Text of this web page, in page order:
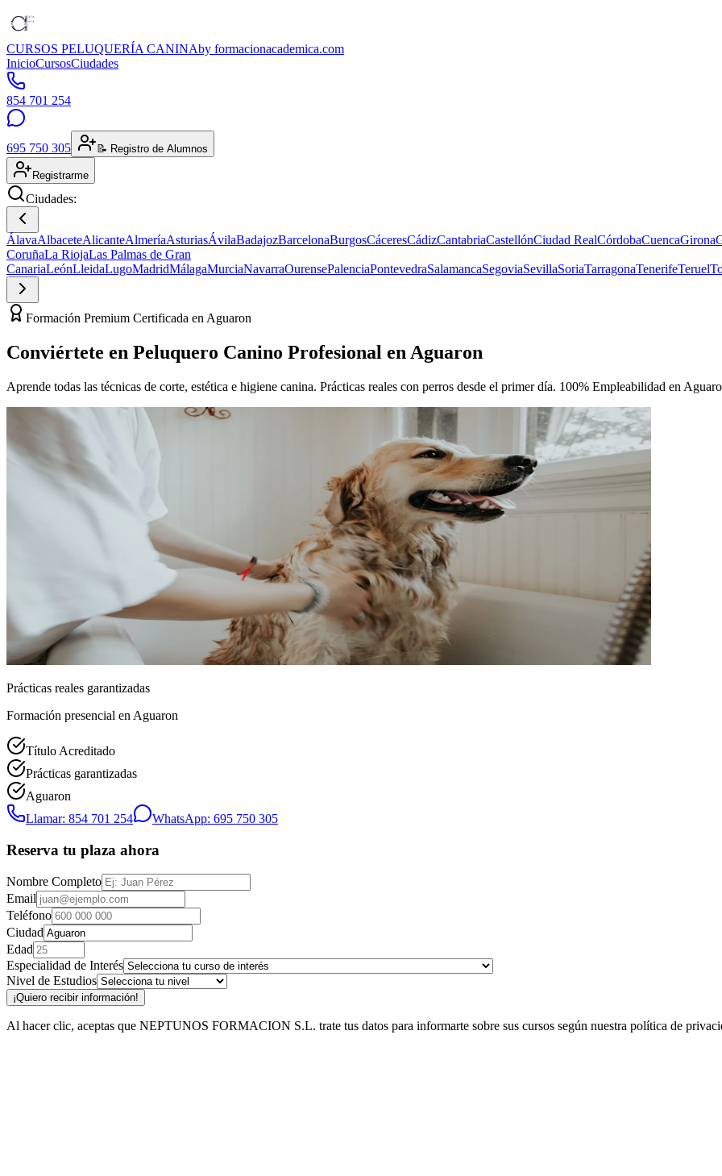
CURSOS PELUQUERÍA CANINAby formacionacademica.com
InicioCursosCiudades
854 701 254
695 750 305 📝 Registro de Alumnos
Registrarme
Ciudades:
ÁlavaAlbaceteAlicanteAlmeríaAsturiasÁvilaBadajozBarcelonaBurgosCáceresCádizCantabriaCastellónCiudad RealCórdobaCuencaGirona
CoruñaLa RiojaLas Palmas de Gran
CanariaLeónLleidaLugoMadridMálagaMurciaNavarraOurensePalenciaPontevedraSalamancaSegoviaSevillaSoriaTarragonaTenerifeTeruel
Formación Premium Certificada en Aguaron
Conviértete en Peluquero Canino Profesional en Aguaron
Aprende todas las técnicas de corte, estética e higiene canina. Prácticas reales con perros desde el primer día. 100% Empleabilidad en
Prácticas reales garantizadas
Formación presencial en Aguaron
Título Acreditado
Prácticas garantizadas
Aguaron
Llamar: 854 701 254
WhatsApp: 695 750 305
Reserva tu plaza ahora
Nombre Completo
Email
Teléfono
Ciudad
Edad
Especialidad de Interés
Nivel de Estudios
¡Quiero recibir información!
Al hacer clic, aceptas que NEPTUNOS FORMACION S.L. trate tus datos para informarte sobre sus cursos según nuestra política de